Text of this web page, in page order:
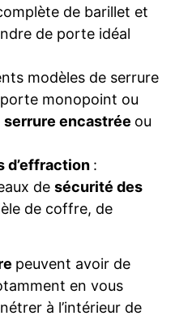
de barillet et
de porte idéal
modèles de serrure
monopoint ou
serrure encastrée ou
:
de sécurité des
de coffre, de
peuvent avoir de
en vous
à l’intérieur de